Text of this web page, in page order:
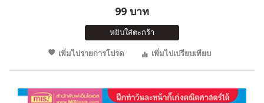
99 บาท
หยิบใส่ตะกร้า
เพิ่มไปรายการโปรด
เพิ่มไปเปรียบเทียบ